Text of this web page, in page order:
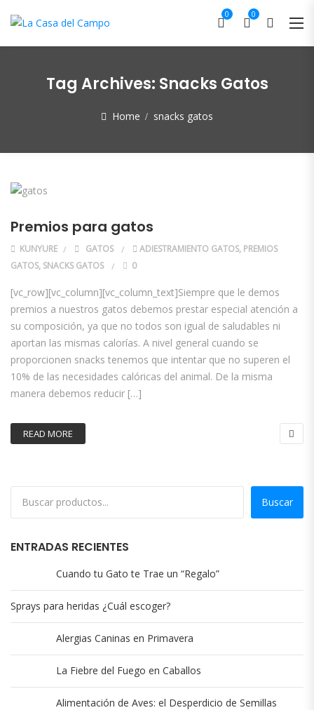
0 0
Tag Archives: Snacks Gatos
Home snacks gatos
Premios para gatos
KUNYURE GATOS ADIESTRAMIENTO GATOS, PREMIOS
GATOS, SNACKS GATOS 0
[vc_row][vc_column][vc_column_text]Siempre que le demos
premios a nuestros gatos debemos prestar especial atención a
su composición, ya que no todos son igual de saludables ni
aportan las mismas calorías. A nivel general cuando se
proporcionen snacks tenemos que intentar que no superen el
10% de las necesidades calóricas del animal. De la misma
manera debemos reducir […]
READ MORE
Buscar
ENTRADAS RECIENTES
Cuando tu Gato te Trae un “Regalo”
Sprays para heridas ¿Cuál escoger?
Alergias Caninas en Primavera
La Fiebre del Fuego en Caballos
Alimentación de Aves: el Desperdicio de Semillas